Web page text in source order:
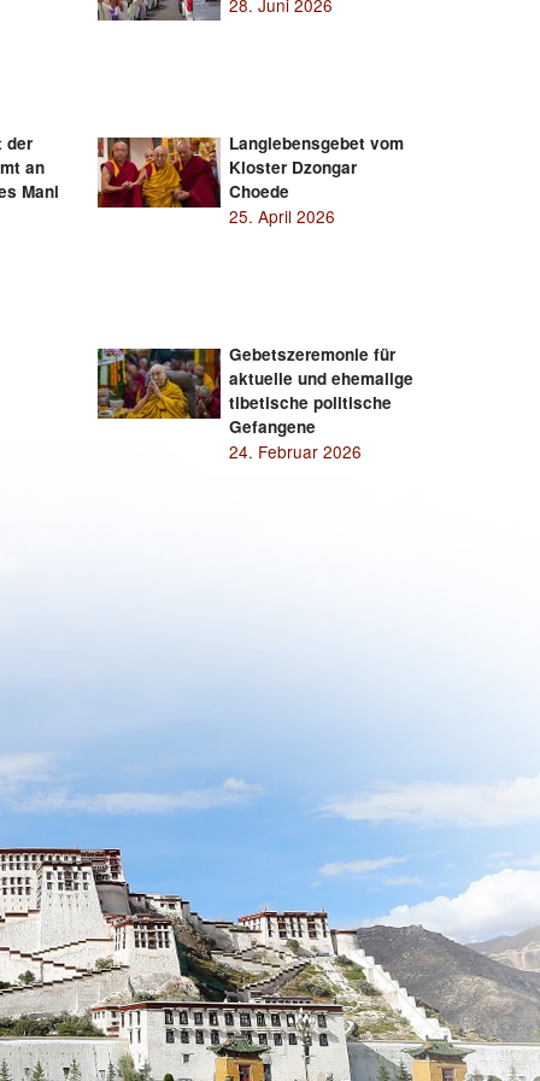
28. Juni 2026
der
an
Mani
Langlebensgebet vom
Kloster Dzongar
Choede
25. April 2026
Gebetszeremonie für
aktuelle und ehemalige
tibetische politische
Gefangene
24. Februar 2026